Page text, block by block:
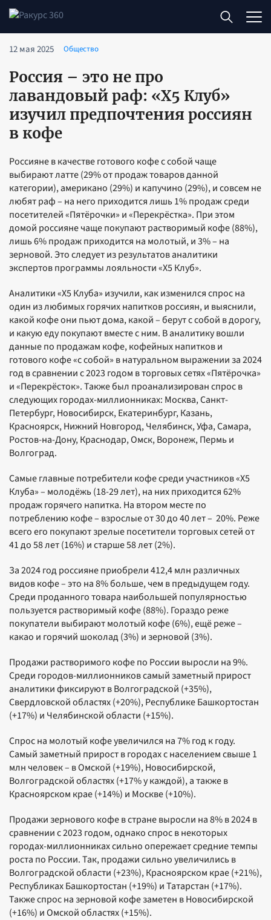
12 мая 2025 Общество
Россия – это не про
лавандовый раф: «X5 Клуб»
изучил предпочтения россиян
в кофе
Россияне в качестве готового кофе с собой чаще
выбирают латте (29% от продаж товаров данной
категории), американо (29%) и капучино (29%), и совсем не
любят раф – на него приходится лишь 1% продаж среди
посетителей «Пятёрочки» и «Перекрёстка». При этом
домой россияне чаще покупают растворимый кофе (88%),
лишь 6% продаж приходится на молотый, и 3% – на
зерновой. Это следует из результатов аналитики
экспертов программы лояльности «Х5 Клуб».
Аналитики «Х5 Клуба» изучили, как изменился спрос на
один из любимых горячих напитков россиян, и выяснили,
какой кофе они пьют дома, какой – берут с собой в дорогу,
и какую еду покупают вместе с ним. В аналитику вошли
данные по продажам кофе, кофейных напитков и
готового кофе «с собой» в натуральном выражении за 2024
год в сравнении с 2023 годом в торговых сетях «Пятёрочка»
и «Перекрёсток». Также был проанализирован спрос в
следующих городах-миллионниках: Москва, Санкт-
Петербург, Новосибирск, Екатеринбург, Казань,
Красноярск, Нижний Новгород, Челябинск, Уфа, Самара,
Ростов-на-Дону, Краснодар, Омск, Воронеж, Пермь и
Волгоград.
Самые главные потребители кофе среди участников «X5
Клуба» – молодёжь (18-29 лет), на них приходится 62%
продаж горячего напитка. На втором месте по
потреблению кофе – взрослые от 30 до 40 лет – 20%. Реже
всего его покупают зрелые посетители торговых сетей от
41 до 58 лет (16%) и старше 58 лет (2%).
За 2024 год россияне приобрели 412,4 млн различных
видов кофе – это на 8% больше, чем в предыдущем году.
Среди проданного товара наибольшей популярностью
пользуется растворимый кофе (88%). Гораздо реже
покупатели выбирают молотый кофе (6%), ещё реже –
какао и горячий шоколад (3%) и зерновой (3%).
Продажи растворимого кофе по России выросли на 9%.
Среди городов-миллионников самый заметный прирост
аналитики фиксируют в Волгоградской (+35%),
Свердловской областях (+20%), Республике Башкортостан
(+17%) и Челябинской области (+15%).
Спрос на молотый кофе увеличился на 7% год к году.
Самый заметный прирост в городах с населением свыше 1
млн человек – в Омской (+19%), Новосибирской,
Волгоградской областях (+17% у каждой), а также в
Красноярском крае (+14%) и Москве (+10%).
Продажи зернового кофе в стране выросли на 8% в 2024 в
сравнении с 2023 годом, однако спрос в некоторых
городах-миллионниках сильно опережает средние темпы
роста по России. Так, продажи сильно увеличились в
Волгоградской области (+23%), Красноярском крае (+21%),
Республиках Башкортостан (+19%) и Татарстан (+17%).
Также спрос на зерновой кофе заметен в Новосибирской
(+16%) и Омской областях (+15%).